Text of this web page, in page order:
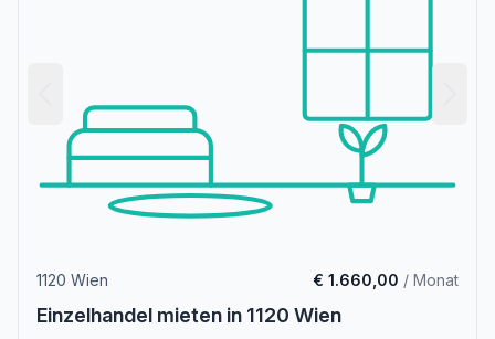
1120 Wien € 1.660,00 / Monat
Einzelhandel mieten in 1120 Wien